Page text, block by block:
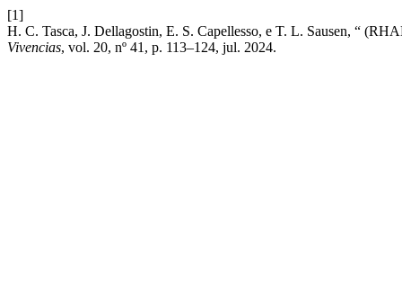
[1]
H. C. Tasca, J. Dellagostin, E. S. Capellesso, e T. L. Sausen, “
Vivencias, vol. 20, nº 41, p. 113–124, jul. 2024.